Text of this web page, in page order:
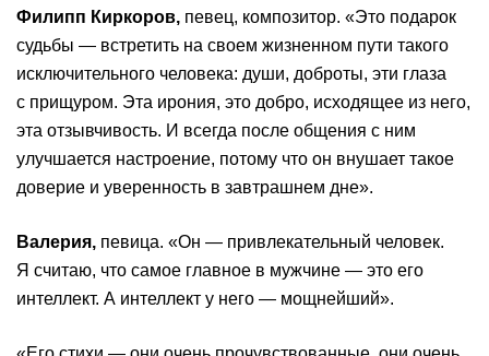
Филипп Киркоров, певец, композитор. «Это подарок
судьбы — встретить на своем жизненном пути такого
исключительного человека: души, доброты, эти глаза
с прищуром. Эта ирония, это добро, исходящее из него,
эта отзывчивость. И всегда после общения с ним
улучшается настроение, потому что он внушает такое
доверие и уверенность в завтрашнем дне».
Валерия, певица. «Он — привлекательный человек.
Я считаю, что самое главное в мужчине — это его
интеллект. А интеллект у него — мощнейший».